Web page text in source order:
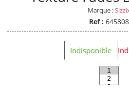
Marque :
Ref : 645808
Indisponible